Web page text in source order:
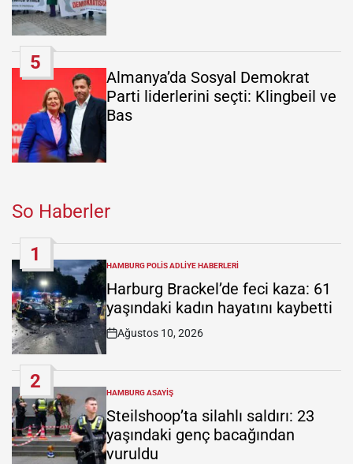
5
Almanya’da Sosyal Demokrat
Parti liderlerini seçti: Klingbeil ve
Bas
So Haberler
1
POSTED
IN
HAMBURG POLIS ADLIYE HABERLERI
Harburg Brackel’de feci kaza: 61
yaşındaki kadın hayatını kaybetti
Post
Date
Ağustos 10, 2026
2
POSTED
IN
HAMBURG ASAYIŞ
Steilshoop’ta silahlı saldırı: 23
yaşındaki genç bacağından
vuruldu